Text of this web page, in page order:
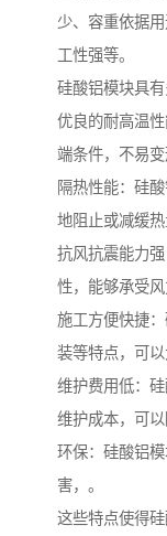
少、容重依据
工性强等。
硅酸铝模块具有
优良的耐高温
端条件，不易变
隔热性能：硅
地阻止或减缓热
抗风抗震能力
性，能够承受
施工方便快捷
装等特点，可
维护费用低：
维护成本，可
环保：硅酸铝
害，。
这些特点使得